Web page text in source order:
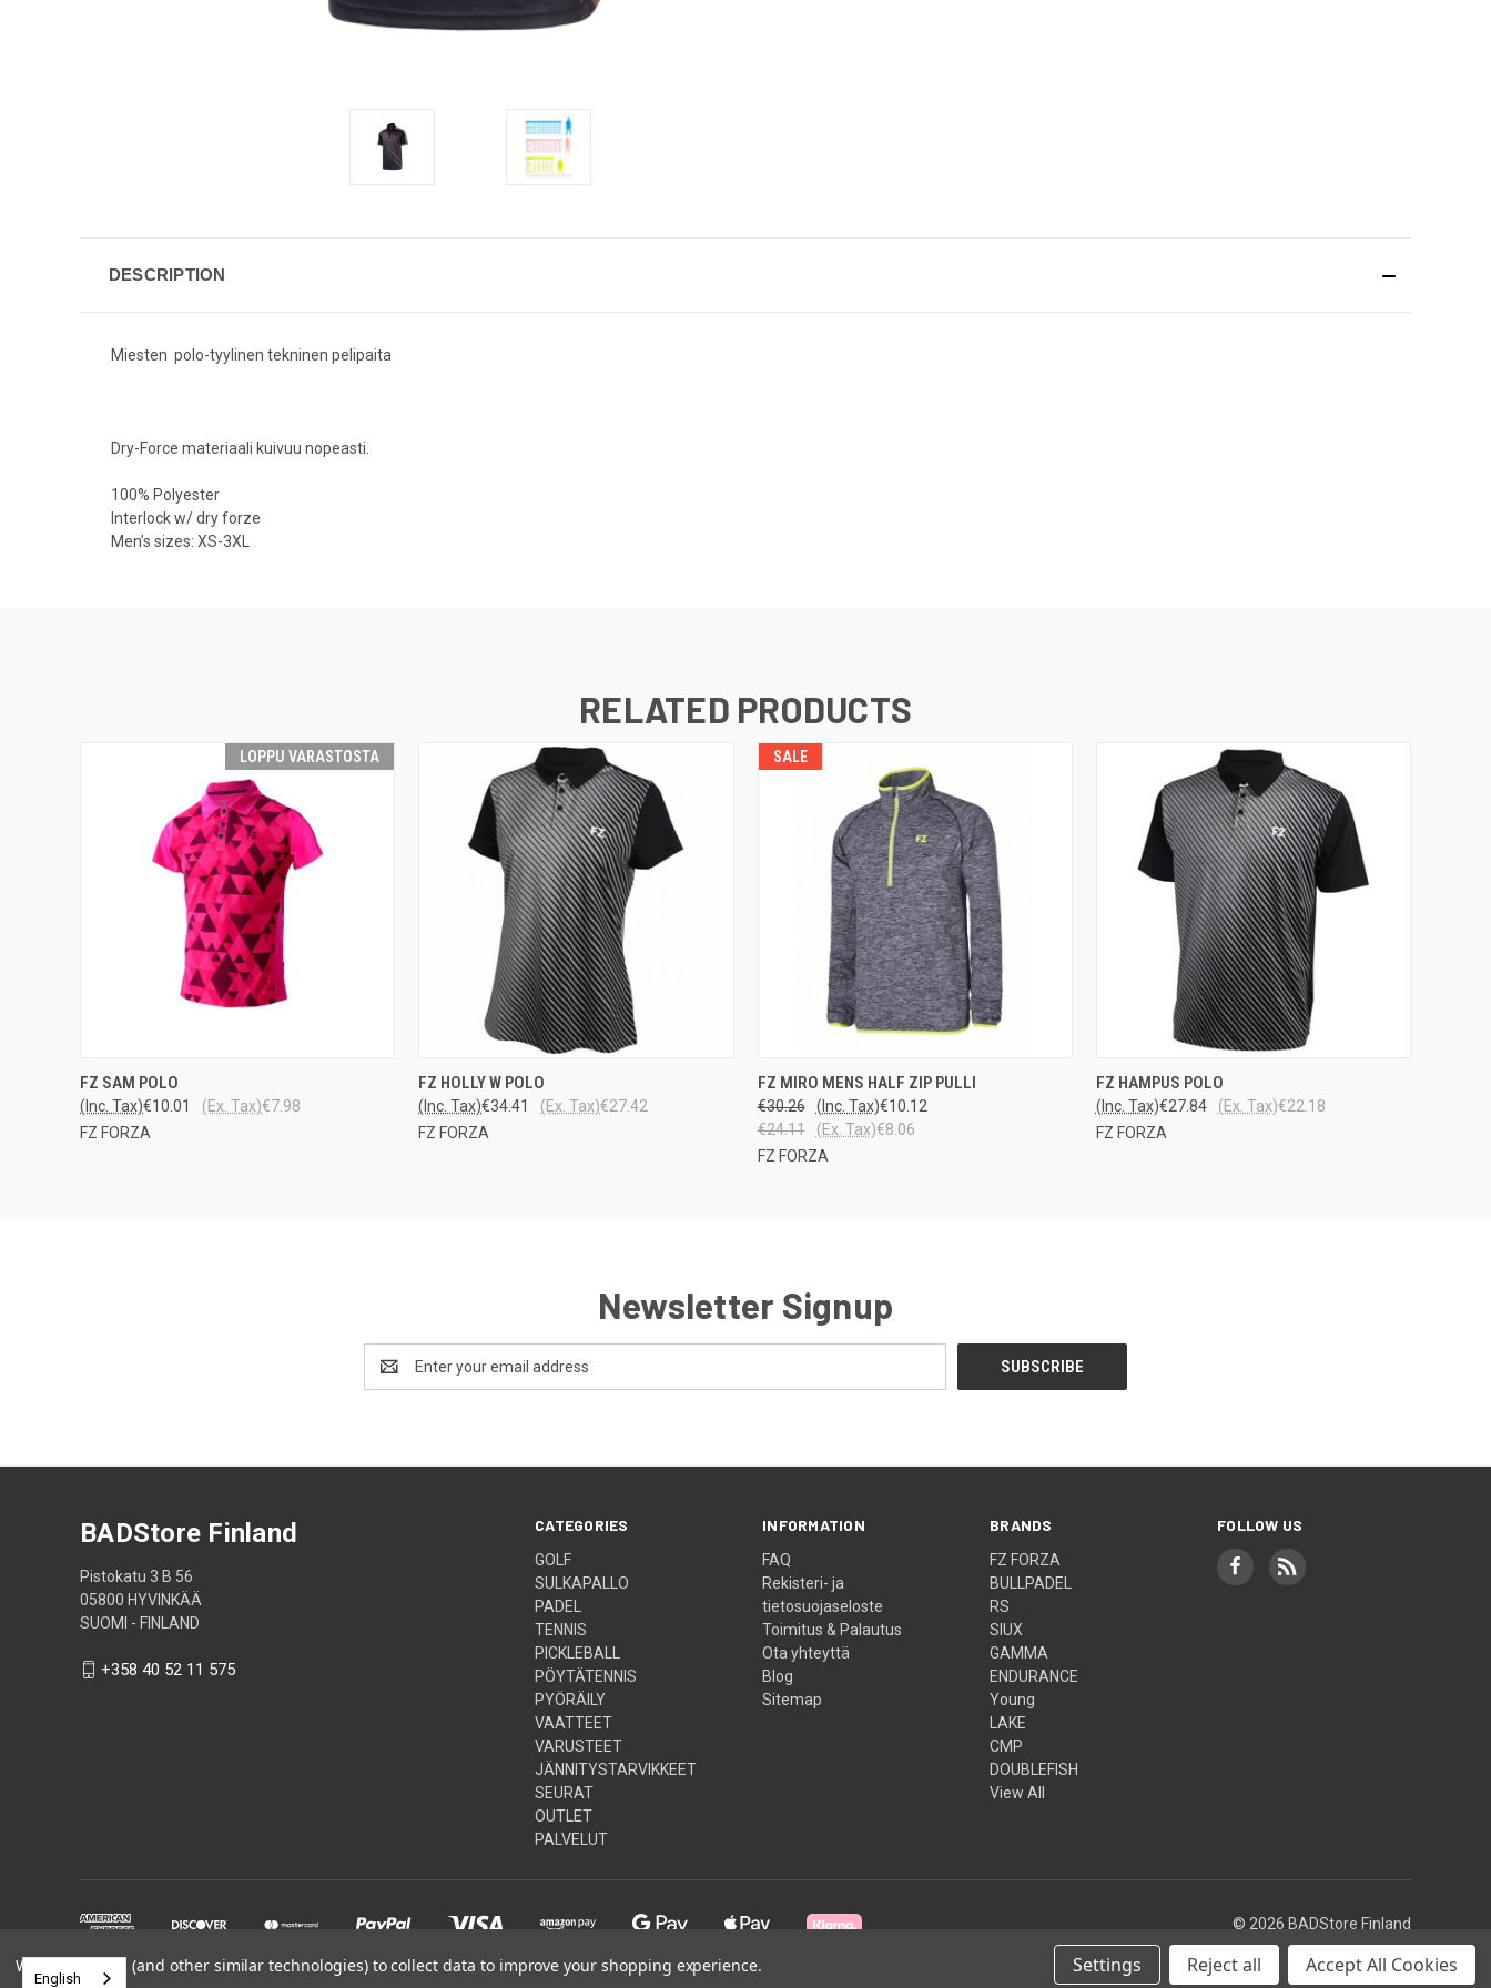
DESCRIPTION
Miesten polo-tyylinen tekninen pelipaita
Dry-Force materiaali kuivuu nopeasti.
100% Polyester
Interlock w/ dry forze
Men’s sizes: XS-3XL
RELATED PRODUCTS
LOPPU VARASTOSTA
QUICK VIEW
FZ SAM POLO
€10.01
(Inc. Tax) €7.98
(Ex. Tax)
FZ FORZA
QUICK VIEW
FZ HOLLY W POLO
€34.41
(Inc. Tax) €27.42
(Ex. Tax)
FZ FORZA
SALE
QUICK VIEW VIEW OPTIONS
FZ MIRO MENS HALF ZIP PULLI
€30.26 €10.12
(Inc. Tax)
€24.11
€8.06
(Ex. Tax)
FZ FORZA
QUICK VIEW
FZ HAMPUS POLO
€27.84
(Inc. Tax) €22.18
(Ex. Tax)
FZ FORZA
Newsletter Signup
Address
CATEGORIES
GOLF
SULKAPALLO
PADEL
TENNIS
PICKLEBALL
PÖYTÄTENNIS
PYÖRÄILY
VAATTEET
VARUSTEET
JÄNNITYSTARVIKKEET
SEURAT
OUTLET
PALVELUT
INFORMATION
FAQ
Rekisteri- ja
tietosuojaseloste
Toimitus & Palautus
Ota yhteyttä
Blog
Sitemap
BRANDS
FZ FORZA
BULLPADEL
RS
SIUX
GAMMA
ENDURANCE
Young
LAKE
CMP
DOUBLEFISH
View All
FOLLOW US
BADStore Finland
Pistokatu 3 B 56
05800 HYVINKÄÄ
SUOMI - FINLAND
+358 40 52 11 575
© 2026 BADStore Finland
We use cookies (and other similar technologies) to collect data to improve your shopping experience. Settings Reject all Accept All Cookies
English